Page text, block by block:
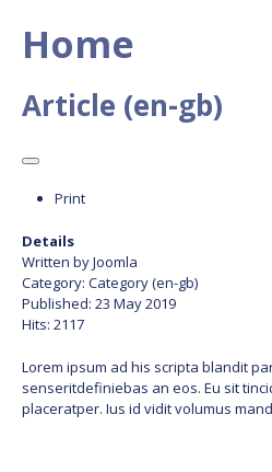
Home
Article (en-gb)
Print
Details
Written byJoomla
Category: Category (en-gb)
Published: 23 May 2019
Hits: 2117
Lorem ipsum ad his scripta blandit
senseritdefiniebas an eos. Eu sit
placeratper. Ius id vidit volumus